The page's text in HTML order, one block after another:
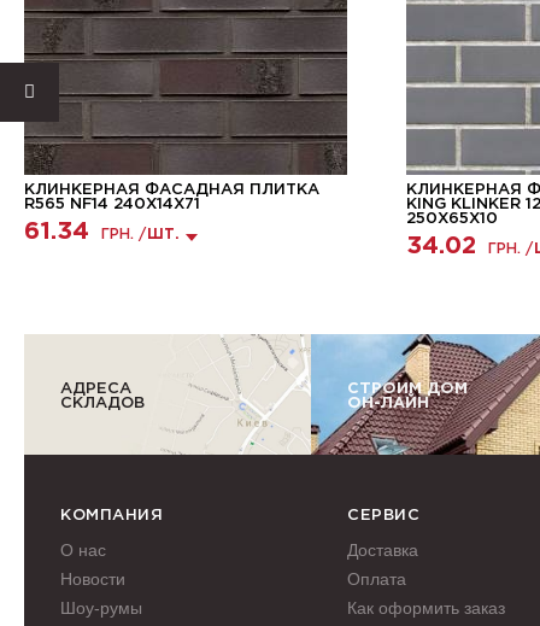
КЛИНКЕРНАЯ ФАСАДНАЯ ПЛИТКА
R565 NF14 240X14X71
61.34 ГРН. / ШТ.
КЛИНКЕРНАЯ
KING KLINKER
250X65X10
34.02 ГРН. /
АДРЕСА
СКЛАДОВ
СТРОИМ ДОМ
ОН-ЛАЙН
КОМПАНИЯ
О нас
Новости
Шоу-румы
СЕРВИС
Доставка
Оплата
Как оформить заказ